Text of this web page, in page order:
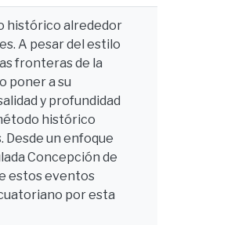
histórico alrededor
A pesar del estilo
fronteras de la
poner a su
y profundidad
histórico
Desde un enfoque
Concepción de
estos eventos
por esta